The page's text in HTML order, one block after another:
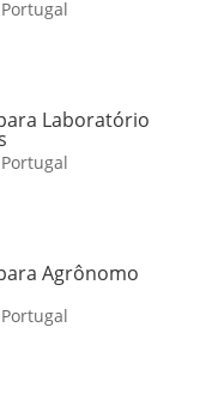
Laboratório
Agrônomo